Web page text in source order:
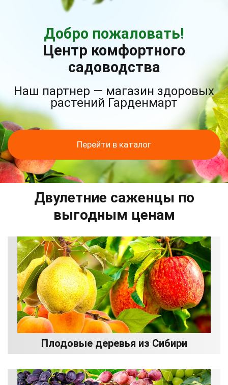
Добро пожаловать!
Центр комфортного
садоводства
Наш партнер — магазин здоровых
растений Гарденмарт
Перейти в каталог
Двулетние саженцы по
выгодным ценам
Плодовые деревья из Сибири